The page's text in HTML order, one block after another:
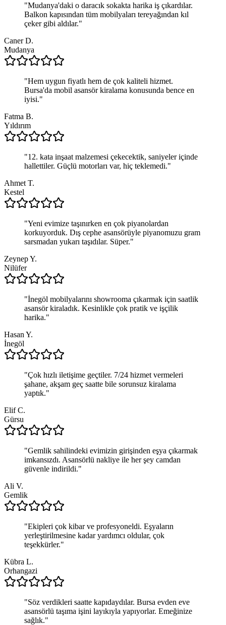
"Mudanya'daki o daracık sokakta harika iş çıkardılar.
Balkon kapısından tüm mobilyaları tereyağından kıl
çeker gibi aldılar."
Caner D.
Mudanya
"Hem uygun fiyatlı hem de çok kaliteli hizmet.
Bursa'da mobil asansör kiralama konusunda bence en
iyisi."
Fatma B.
Yıldırım
"12. kata inşaat malzemesi çekecektik, saniyeler içinde
hallettiler. Güçlü motorları var, hiç teklemedi."
Ahmet T.
Kestel
"Yeni evimize taşınırken en çok piyanolardan
korkuyorduk. Dış cephe asansörüyle piyanomuzu gram
sarsmadan yukarı taşıdılar. Süper."
Zeynep Y.
Nilüfer
"İnegöl mobilyalarını showrooma çıkarmak için saatlik
asansör kiraladık. Kesinlikle çok pratik ve işçilik
harika."
Hasan Y.
İnegöl
"Çok hızlı iletişime geçtiler. 7/24 hizmet vermeleri
şahane, akşam geç saatte bile sorunsuz kiralama
yaptık."
Elif C.
Gürsu
"Gemlik sahilindeki evimizin girişinden eşya çıkarmak
imkansızdı. Asansörlü nakliye ile her şey camdan
güvenle indirildi."
Ali V.
Gemlik
"Ekipleri çok kibar ve profesyoneldi. Eşyaların
yerleştirilmesine kadar yardımcı oldular, çok
teşekkürler."
Kübra L.
Orhangazi
"Söz verdikleri saatte kapıdaydılar. Bursa evden eve
asansörlü taşıma işini layıkıyla yapıyorlar. Emeğinize
sağlık."